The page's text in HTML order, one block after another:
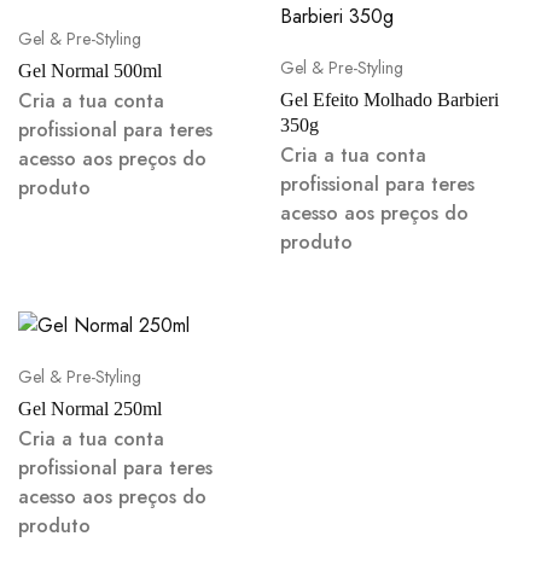
Gel & Pre-Styling
Gel Normal 500ml
Cria a tua conta
profissional para teres
acesso aos preços do
produto
Gel & Pre-Styling
Gel Efeito Molhado Barbieri
350g
Cria a tua conta
profissional para teres
acesso aos preços do
produto
Gel & Pre-Styling
Gel Normal 250ml
Cria a tua conta
profissional para teres
acesso aos preços do
produto